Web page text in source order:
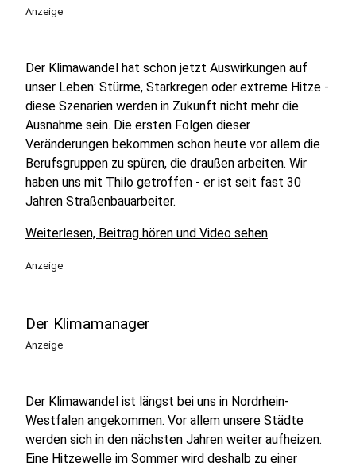
Anzeige
Der Klimawandel hat schon jetzt Auswirkungen auf
unser Leben: Stürme, Starkregen oder extreme Hitze -
diese Szenarien werden in Zukunft nicht mehr die
Ausnahme sein. Die ersten Folgen dieser
Veränderungen bekommen schon heute vor allem die
Berufsgruppen zu spüren, die draußen arbeiten. Wir
haben uns mit Thilo getroffen - er ist seit fast 30
Jahren Straßenbauarbeiter.
Weiterlesen, Beitrag hören und Video sehen
Anzeige
Der Klimamanager
Anzeige
Der Klimawandel ist längst bei uns in Nordrhein-
Westfalen angekommen. Vor allem unsere Städte
werden sich in den nächsten Jahren weiter aufheizen.
Eine Hitzewelle im Sommer wird deshalb zu einer